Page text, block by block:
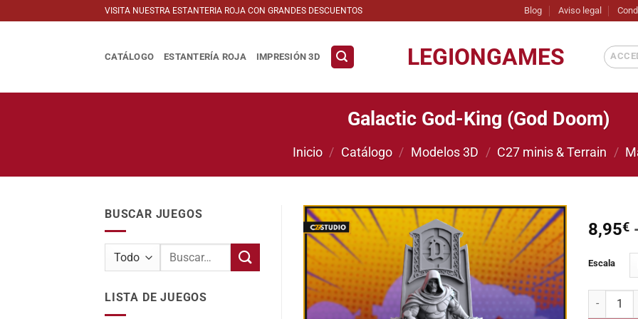
al
VISITA NUESTRA ESTANTERIA ROJA CON GRANDES DESCUENTOS Blog Aviso legal
LEGIONGAMES
CATÁLOGO ESTANTERÍA ROJA IMPRESIÓN 3D
Galactic God-King (God Doom)
Inicio / Catálogo / Modelos 3D / C27 minis & Terrain /
BUSCAR JUEGOS
Buscar
LISTA DE JUEGOS
Añadir
a la
lista de
deseos
8,95€
Escala
Galactic